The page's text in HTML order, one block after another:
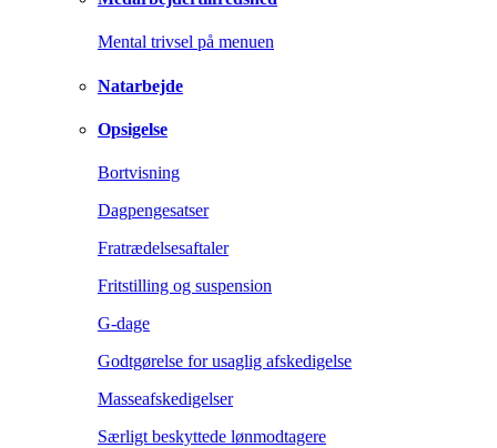
Mental trivsel på menuen
Natarbejde
Opsigelse
Bortvisning
Dagpengesatser
Fratrædelsesaftaler
Fritstilling og suspension
G-dage
Godtgørelse for usaglig afskedigelse
Masseafskedigelser
Særligt beskyttede lønmodtagere